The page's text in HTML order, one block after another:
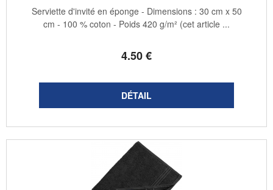
4.50€
Serviette d'invité en éponge - Dimensions : 30 cm x 50
cm - 100 % coton - Poids 420 g/m² (cet article ...